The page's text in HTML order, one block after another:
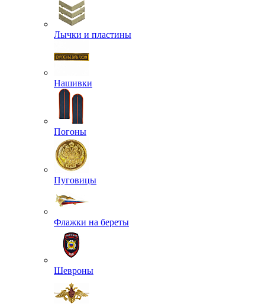
Лычки и пластины
Нашивки
Погоны
Пуговицы
Флажки на береты
Шевроны